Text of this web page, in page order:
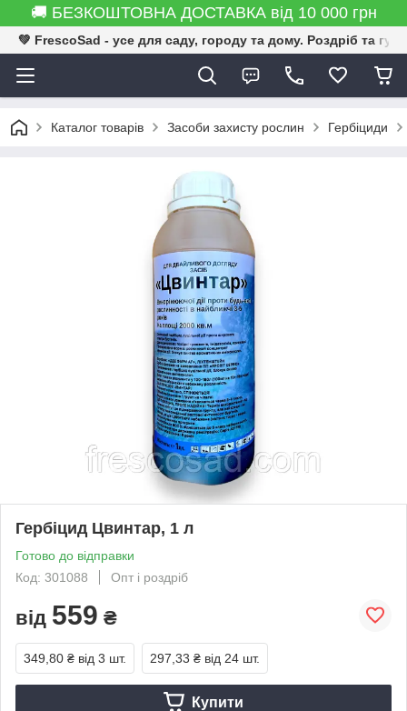
🚚 БЕЗКОШТОВНА ДОСТАВКА від 10 000 грн
💚 FrescoSad - усе для саду, городу та дому. Роздріб та
Каталог товарів Засоби захисту рослин Гербіциди
Гербіцид Цвинтар, 1 л
Готово до відправки
Код: 301088
Опт і роздріб
від 559 ₴
349,80 ₴ від 3 шт. 297,33 ₴ від 24 шт.
Купити